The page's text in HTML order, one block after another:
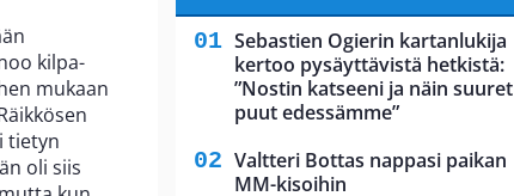
kilpa-
mukaan
tietyn
oli siis
Sebastien Ogierin kartanlukija
kertoo pysäyttävistä hetkistä:
”Nostin katseeni ja näin suuret
puut edessämme”
Valtteri Bottas nappasi paikan
MM-kisoihin